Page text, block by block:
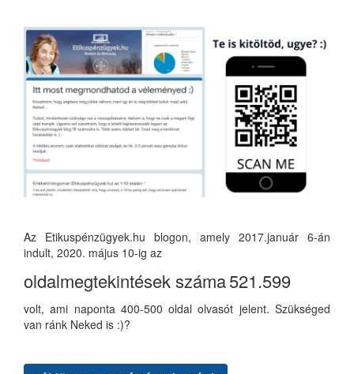
Az Etikuspénzügyek.hu blogon, amely 2017.január 6-án
indult, 2020. május 10-ig az
oldalmegtekintések száma521.599
volt, ami naponta 400-500 oldal olvasót jelent. Szükséged
van ránk Neked is :)?